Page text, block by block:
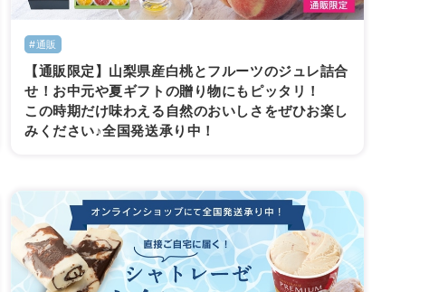
#通販
【通販限定】山梨県産白桃とフルーツのジュレ詰合
せ！お中元や夏ギフトの贈り物にもピッタリ！
この時期だけ味わえる自然のおいしさをぜひお楽し
みください♪全国発送承り中！